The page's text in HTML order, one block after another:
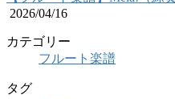
2026/04/16
カテゴリー
フルート楽譜
タグ